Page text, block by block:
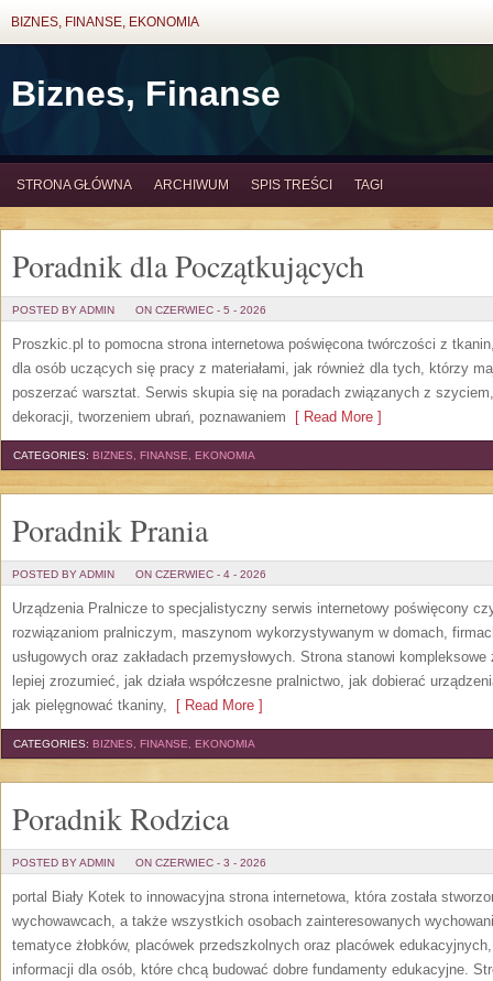
BIZNES, FINANSE, EKONOMIA
Biznes, Finanse
STRONA GŁÓWNA ARCHIWUM SPIS TREŚCI TAGI
Poradnik dla Początkujących
POSTED BY ADMIN ON CZERWIEC - 5 - 2026
Proszkic.pl to pomocna strona internetowa poświęcona twórczości z
dla osób uczących się pracy z materiałami, jak również dla tych, którzy
poszerzać warsztat. Serwis skupia się na poradach związanych z
dekoracji, tworzeniem ubrań, poznawaniem [ Read More ]
CATEGORIES: BIZNES, FINANSE, EKONOMIA
Poradnik Prania
POSTED BY ADMIN ON CZERWIEC - 4 - 2026
Urządzenia Pralnicze to specjalistyczny serwis internetowy poświęcony
rozwiązaniom pralniczym, maszynom wykorzystywanym w domach,
usługowych oraz zakładach przemysłowych. Strona stanowi
lepiej zrozumieć, jak działa współczesne pralnictwo, jak dobierać
jak pielęgnować tkaniny, [ Read More ]
CATEGORIES: BIZNES, FINANSE, EKONOMIA
Poradnik Rodzica
POSTED BY ADMIN ON CZERWIEC - 3 - 2026
portal Biały Kotek to innowacyjna strona internetowa, która została
wychowawcach, a także wszystkich osobach zainteresowanych
tematyce żłobków, placówek przedszkolnych oraz placówek
informacji dla osób, które chcą budować dobre fundamenty edukacyjne.